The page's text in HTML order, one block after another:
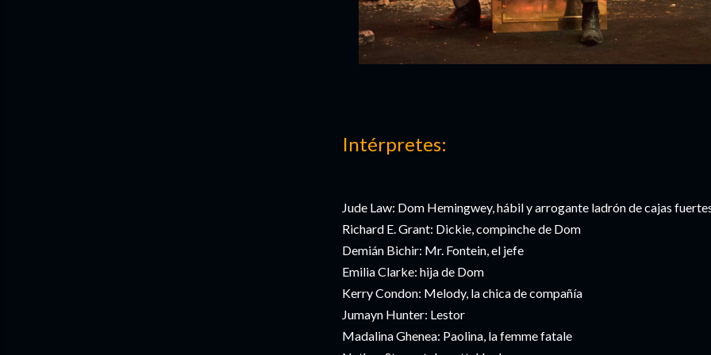
Intérpretes:
Jude Law: Dom Hemingwey, hábil y arrogante ladrón de cajas
Richard E. Grant: Dickie, compinche de Dom
Demián Bichir: Mr. Fontein, el jefe
Emilia Clarke: hija de Dom
Kerry Condon: Melody, la chica de compañía
Jumayn Hunter: Lestor
Madalina Ghenea: Paolina, la femme fatale